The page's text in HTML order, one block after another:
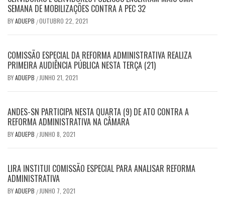
SEMANA DE MOBILIZAÇÕES CONTRA A PEC 32
BYADUEPB /OUTUBRO 22, 2021
COMISSÃO ESPECIAL DA REFORMA ADMINISTRATIVA REALIZA
PRIMEIRA AUDIÊNCIA PÚBLICA NESTA TERÇA (21)
BYADUEPB / JUNHO 21, 2021
ANDES-SN PARTICIPA NESTA QUARTA (9) DE ATO CONTRA A
REFORMA ADMINISTRATIVA NA CÂMARA
BYADUEPB / JUNHO 8, 2021
LIRA INSTITUI COMISSÃO ESPECIAL PARA ANALISAR REFORMA
ADMINISTRATIVA
BYADUEPB / JUNHO 7, 2021